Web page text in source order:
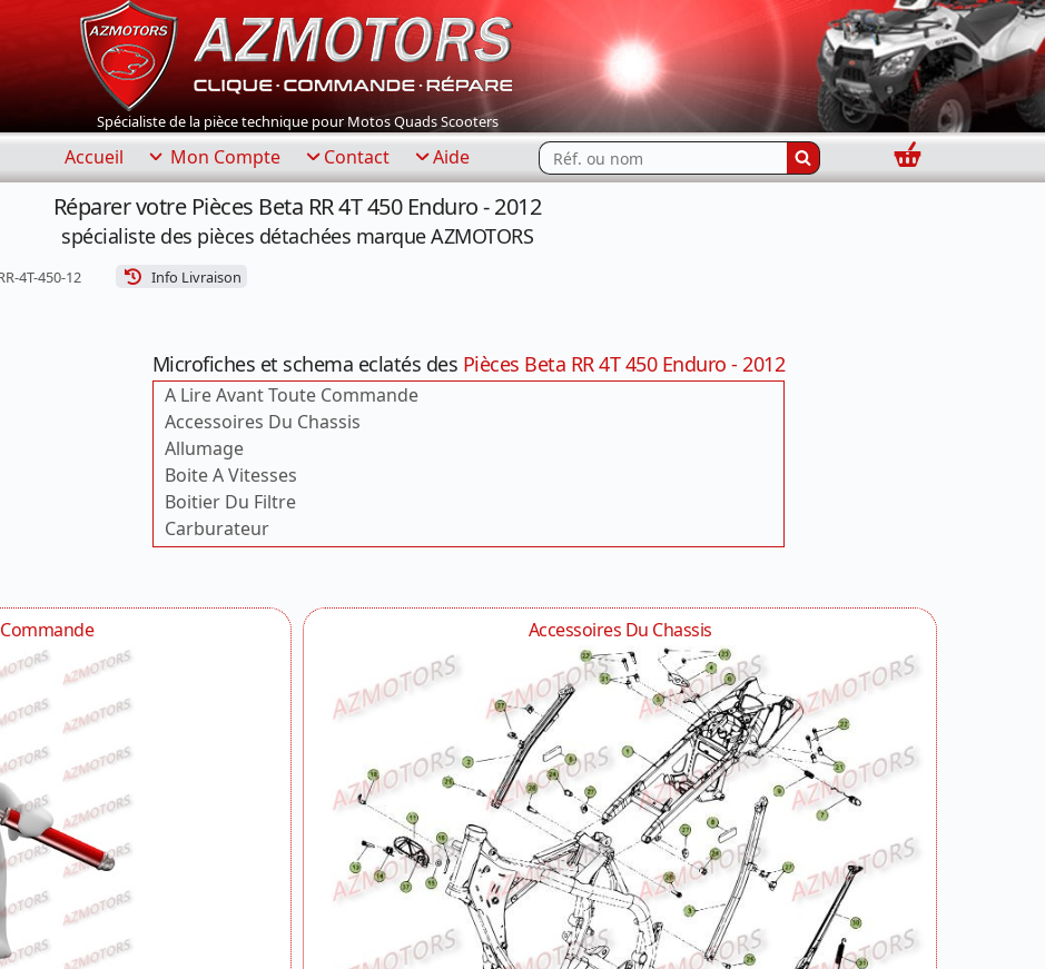
Spécialiste de la pièce technique pour Motos Quads Scooters
Accueil Mon Compte Contact Aide Rechercher...
Panier
Réparer votre Pièces Beta RR 4T 450 Enduro - 2012
spécialiste des pièces détachées marque AZMOTORS
4T-450-12 Info Livraison
Microfiches et schema eclatés des Pièces Beta RR 4T 450 Enduro - 2012
A Lire Avant Toute Commande
Accessoires Du Chassis
Allumage
Boite A Vitesses
Boitier Du Filtre
Carburateur
Carenages Reservoir Selle
Carenages Reservoir Selle 3
Circuit De Lubrification
Commande Boite A Vitesses
Commandes Guidon
Cylindre Culasse Distribution
Cylindre Culasse Distribution 2
Demarrage Electrique
Fourche Du No Serie 200955 A 250000
Fourche Du No Serie 250001 A 260000
Fourche Du No Serie 260001 A 270000
Accessoires Du Chassis